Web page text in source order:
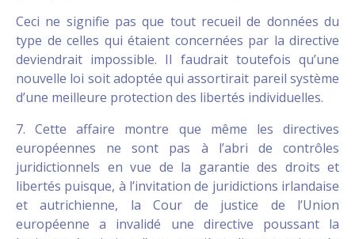
Ceci ne signifie pas que tout recueil de données du
type de celles qui étaient concernées par la directive
deviendrait impossible. Il faudrait toutefois qu’une
nouvelle loi soit adoptée qui assortirait pareil système
d’une meilleure protection des libertés individuelles.
7. Cette affaire montre que même les directives
européennes ne sont pas à l’abri de contrôles
juridictionnels en vue de la garantie des droits et
libertés puisque, à l’invitation de juridictions irlandaise
et autrichienne, la Cour de justice de l’Union
européenne a invalidé une directive poussant la